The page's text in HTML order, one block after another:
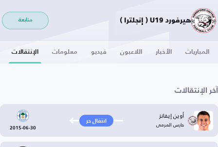
هيرفورد U19 ( إنجلترا ) متابعة
المباريات الأخبار اللاعبون فيديو معلومات الإنتقالات
آخر الإنتقالات
أوين إيفانز
حارس المرمى انتقال حر
2015-06-30